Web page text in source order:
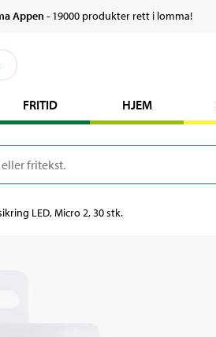
Appen- 19000 produkter rett i lomma!
FRITID HJEM
LED, Micro 2, 30 stk.